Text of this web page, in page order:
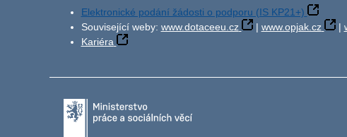
Elektronické podání žádosti o podporu (IS KP21+)
Související weby: www.dotaceeu.cz | www.opjak.cz |
Kariéra